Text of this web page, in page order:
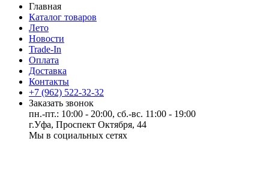
Главная
Каталог товаров
Лето
Новости
Trade-In
Оплата
Доставка
Контакты
+7 (962) 522-32-32
Заказать звонок
пн.-пт.: 10:00 - 20:00, сб.-вс. 11:00 - 19:00
г.Уфа, Проспект Октября, 44
Мы в социальных сетях